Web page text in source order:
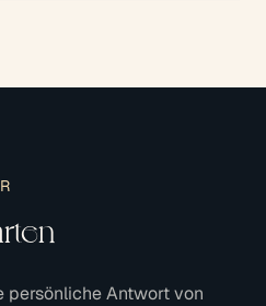
persönliche Antwort von